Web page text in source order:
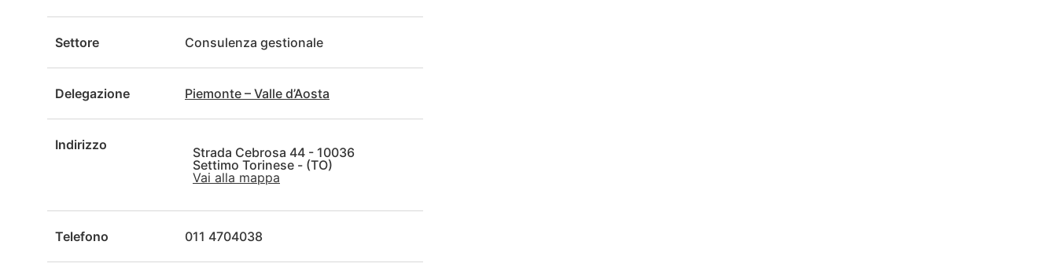
Settore Consulenza gestionale
Delegazione Piemonte – Valle d’Aosta
Indirizzo
Strada Cebrosa 44 - 10036
Settimo Torinese - (TO)
Vai alla mappa
Telefono 011 4704038